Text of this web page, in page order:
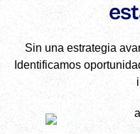
Sin una estrategia
Identificamos